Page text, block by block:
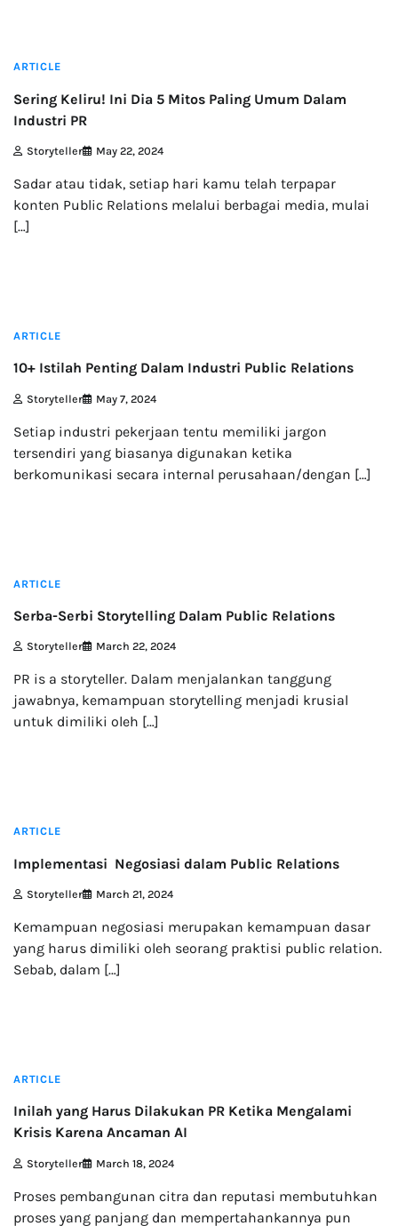
ARTICLE
Sering Keliru! Ini Dia 5 Mitos Paling Umum Dalam
Industri PR
Storyteller May 22, 2024
Sadar atau tidak, setiap hari kamu telah terpapar
konten Public Relations melalui berbagai media, mulai
[…]
ARTICLE
10+ Istilah Penting Dalam Industri Public Relations
Storyteller May 7, 2024
Setiap industri pekerjaan tentu memiliki jargon
tersendiri yang biasanya digunakan ketika
berkomunikasi secara internal perusahaan/dengan […]
ARTICLE
Serba-Serbi Storytelling Dalam Public Relations
Storyteller March 22, 2024
PR is a storyteller. Dalam menjalankan tanggung
jawabnya, kemampuan storytelling menjadi krusial
untuk dimiliki oleh […]
ARTICLE
Implementasi Negosiasi dalam Public Relations
Storyteller March 21, 2024
Kemampuan negosiasi merupakan kemampuan dasar
yang harus dimiliki oleh seorang praktisi public relation.
Sebab, dalam […]
ARTICLE
Inilah yang Harus Dilakukan PR Ketika Mengalami
Krisis Karena Ancaman AI
Storyteller March 18, 2024
Proses pembangunan citra dan reputasi membutuhkan
proses yang panjang dan mempertahankannya pun